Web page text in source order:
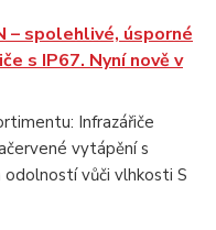
– spolehlivé, úsporné
s IP67. Nyní nově v
Infrazářiče
vytápění s
odolností vůči vlhkosti S